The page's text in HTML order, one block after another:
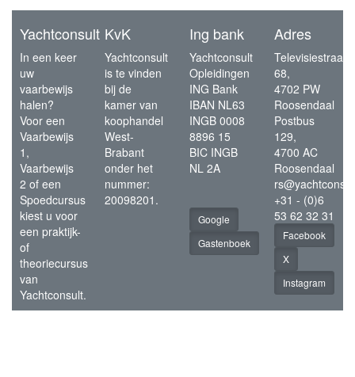
Yachtconsult
In een keer
uw
vaarbewijs
halen?
Voor een
Vaarbewijs
1,
Vaarbewijs
2 of een
Spoedcursus
kiest u voor
een praktijk-
of
theoriecursus
van
Yachtconsult.
KvK
Yachtconsult
is te vinden
bij de
kamer van
koophandel
West-
Brabant
onder het
nummer:
20098201.
Ing bank
Yachtconsult
Opleidingen
ING Bank
IBAN NL63
INGB 0008
8896 15
BIC INGB
NL 2A
Google
Gastenboek
Adres
Televisiestraat
68,
4702 PW
Roosendaal
Postbus
129,
4700 AC
Roosendaal
+31 - (0)6
53 62 32 31
Facebook
X
Instagram